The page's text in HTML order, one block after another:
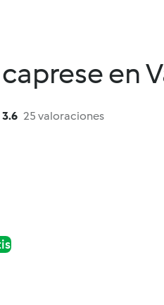
en
3.6 25 valoraciones